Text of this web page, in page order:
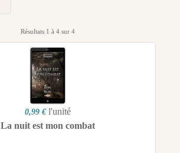
Résultats 1 à 4 sur 4
0,99 € l'unité
La nuit est mon combat